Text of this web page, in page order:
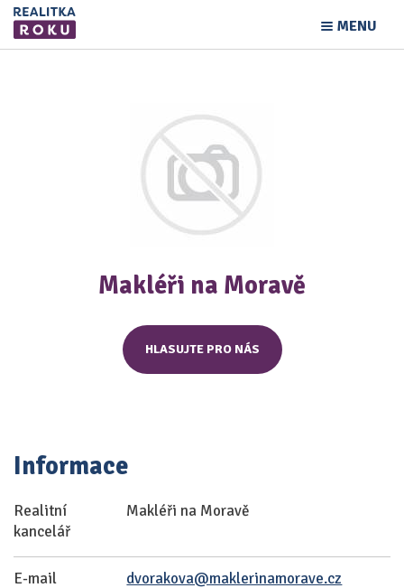
MENU
Makléři na Moravě
HLASUJTE PRO NÁS
Informace
Realitní
kancelář
Makléři na Moravě
E-mail dvorakova@maklerinamorave.cz